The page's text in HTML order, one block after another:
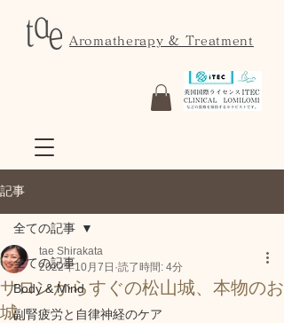
Aromatherapy & Treatment
記事
全ての記事
Body & Mind
副腎疲労と自律神経のケア
全ての記事
サロンからすぐの松山城、本物のお
城。
tae Shirakata
2022年10月7日 読了時間: 4分